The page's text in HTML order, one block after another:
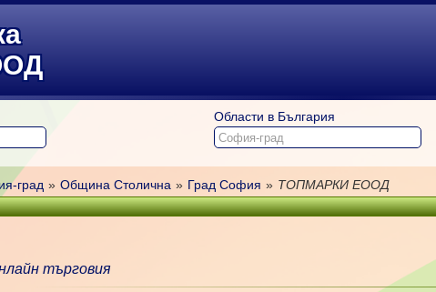
Области в България
град » Община Столична » Град София » ТОПМАРКИ ЕООД
търговия